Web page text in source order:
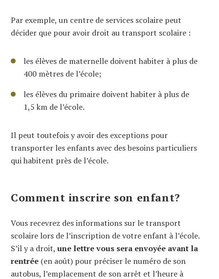
Par exemple, un centre de services scolaire peut
décider que pour avoir droit au transport scolaire :
les élèves de maternelle doivent habiter à plus de
400 mètres de l’école;
les élèves du primaire doivent habiter à plus de
1,5 km de l’école.
Il peut toutefois y avoir des exceptions pour
transporter les enfants avec des besoins particuliers
qui habitent près de l’école.
Comment inscrire son enfant?
Vous recevrez des informations sur le transport
scolaire lors de l’inscription de votre enfant à l’école.
S’il y a droit, une lettre vous sera envoyée avant la
rentrée (en août) pour préciser le numéro de son
autobus, l’emplacement de son arrêt et l’heure à